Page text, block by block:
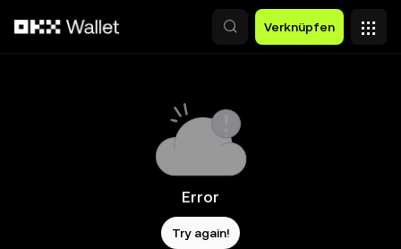
Verknüpfen
Error
Try again!